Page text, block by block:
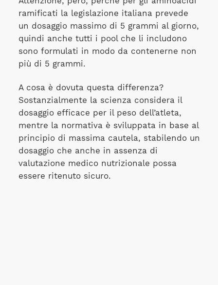
ramificati la legislazione italiana prevede
un dosaggio massimo di 5 grammi al giorno,
quindi anche tutti i pool che li includono
sono formulati in modo da contenerne non
più di 5 grammi.
A cosa è dovuta questa differenza?
Sostanzialmente la scienza considera il
dosaggio efficace per il peso dell’atleta,
mentre la normativa è sviluppata in base al
principio di massima cautela, stabilendo un
dosaggio che anche in assenza di
valutazione medico nutrizionale possa
essere ritenuto sicuro.